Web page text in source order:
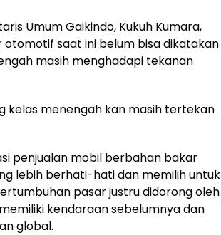
Umum Gaikindo, Kukuh Kumara,
saat ini belum bisa dikatakan
masih menghadapi tekanan
kelas menengah kan masih tertekan
penjualan mobil berbahan bakar
lebih berhati-hati dan memilih untuk
pasar justru didorong oleh
kendaraan sebelumnya dan
global.